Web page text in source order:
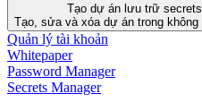
Tạo dự án lưu trữ secrets
Tạo, sửa và xóa dự án trong không
Quản lý tài khoản
Whitepaper
Password Manager
Secrets Manager